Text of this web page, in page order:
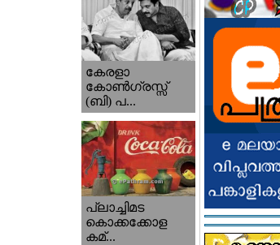
കേരളാ
കോണ്‍ഗ്രസ്സ്
(ബി) പ...
പ്ലാച്ചിമട
കൊക്കക്കോള
കമ്...